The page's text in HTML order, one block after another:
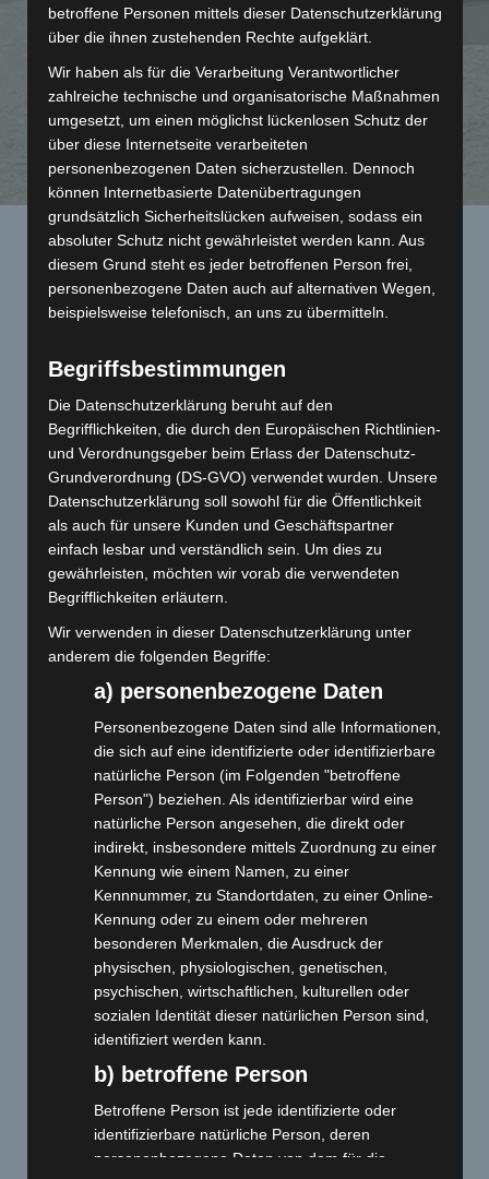
Deinem Motorrad nach den zeitlichen und inhaltlichen Vorgaben
des Herstellers durch. Unsere Abrechnung ist stets transparent.
Du erhältst nach Abschluss der Reparatur eine Rechnung in der
detailliert alle Arbeiten mit Arbeitszeiten, sowie sämtliche
Reparaturteile mit Einzelpreisen ausgewiesen werden.
Diagnose
schnell und unkompliziert (auch für andere Modelle) eine
Fehleranalyse an Deinem Motorrad durch. Diese Analyse kann
helfen, den Fehler zu lokalisieren und ggf. auch direkt zu
beheben.
Spezialwerkzeug
Häufig sind Arbeiten am Motorrad nur mit Spezialwerkzeugen zu
erledigen. Wir verfügen über diese Werkzeuge und die
erforderlichen Kompetenzen, um die notwendigen Arbeiten am
Motorrad qualifiziert durchzuführen.
Reparaturen
betroffene Personen mittels dieser Datenschutzerklärung
über die ihnen zustehenden Rechte aufgeklärt.
Wir haben als für die Verarbeitung Verantwortlicher
zahlreiche technische und organisatorische Maßnahmen
umgesetzt, um einen möglichst lückenlosen Schutz der
über diese Internetseite verarbeiteten
personenbezogenen Daten sicherzustellen. Dennoch
können Internetbasierte Datenübertragungen
grundsätzlich Sicherheitslücken aufweisen, sodass ein
absoluter Schutz nicht gewährleistet werden kann. Aus
diesem Grund steht es jeder betroffenen Person frei,
personenbezogene Daten auch auf alternativen Wegen,
beispielsweise telefonisch, an uns zu übermitteln.
Begriffsbestimmungen
Die Datenschutzerklärung beruht auf den
Begrifflichkeiten, die durch den Europäischen Richtlinien-
und Verordnungsgeber beim Erlass der Datenschutz-
Grundverordnung (DS-GVO) verwendet wurden. Unsere
Datenschutzerklärung soll sowohl für die Öffentlichkeit
als auch für unsere Kunden und Geschäftspartner
einfach lesbar und verständlich sein. Um dies zu
gewährleisten, möchten wir vorab die verwendeten
Begrifflichkeiten erläutern.
Wir verwenden in dieser Datenschutzerklärung unter
anderem die folgenden Begriffe:
a) personenbezogene Daten
Personenbezogene Daten sind alle Informationen,
die sich auf eine identifizierte oder identifizierbare
natürliche Person (im Folgenden "betroffene
Person") beziehen. Als identifizierbar wird eine
natürliche Person angesehen, die direkt oder
indirekt, insbesondere mittels Zuordnung zu einer
Kennung wie einem Namen, zu einer
Kennnummer, zu Standortdaten, zu einer Online-
Kennung oder zu einem oder mehreren
besonderen Merkmalen, die Ausdruck der
physischen, physiologischen, genetischen,
psychischen, wirtschaftlichen, kulturellen oder
sozialen Identität dieser natürlichen Person sind,
identifiziert werden kann.
b) betroffene Person
Betroffene Person ist jede identifizierte oder
identifizierbare natürliche Person, deren
personenbezogene Daten von dem für die